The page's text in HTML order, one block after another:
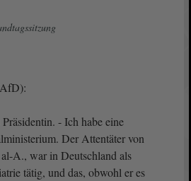
- Ich habe eine
Der Attentäter von
A., war in Deutschland als
tätig, und das, obwohl er es